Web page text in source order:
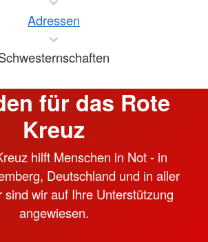
Adressen
für das Rote
Kreuz
hilft Menschen in Not - in
Deutschland und in aller
sind wir auf Ihre Unterstützung
angewiesen.